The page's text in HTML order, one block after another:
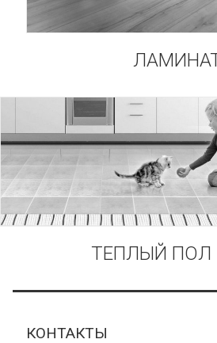
ТЕПЛЫЙ ПОЛ
КОНТАКТЫ